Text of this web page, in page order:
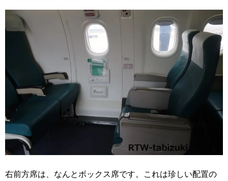
右前方席は、なんとボックス席です。これは珍しい配置の